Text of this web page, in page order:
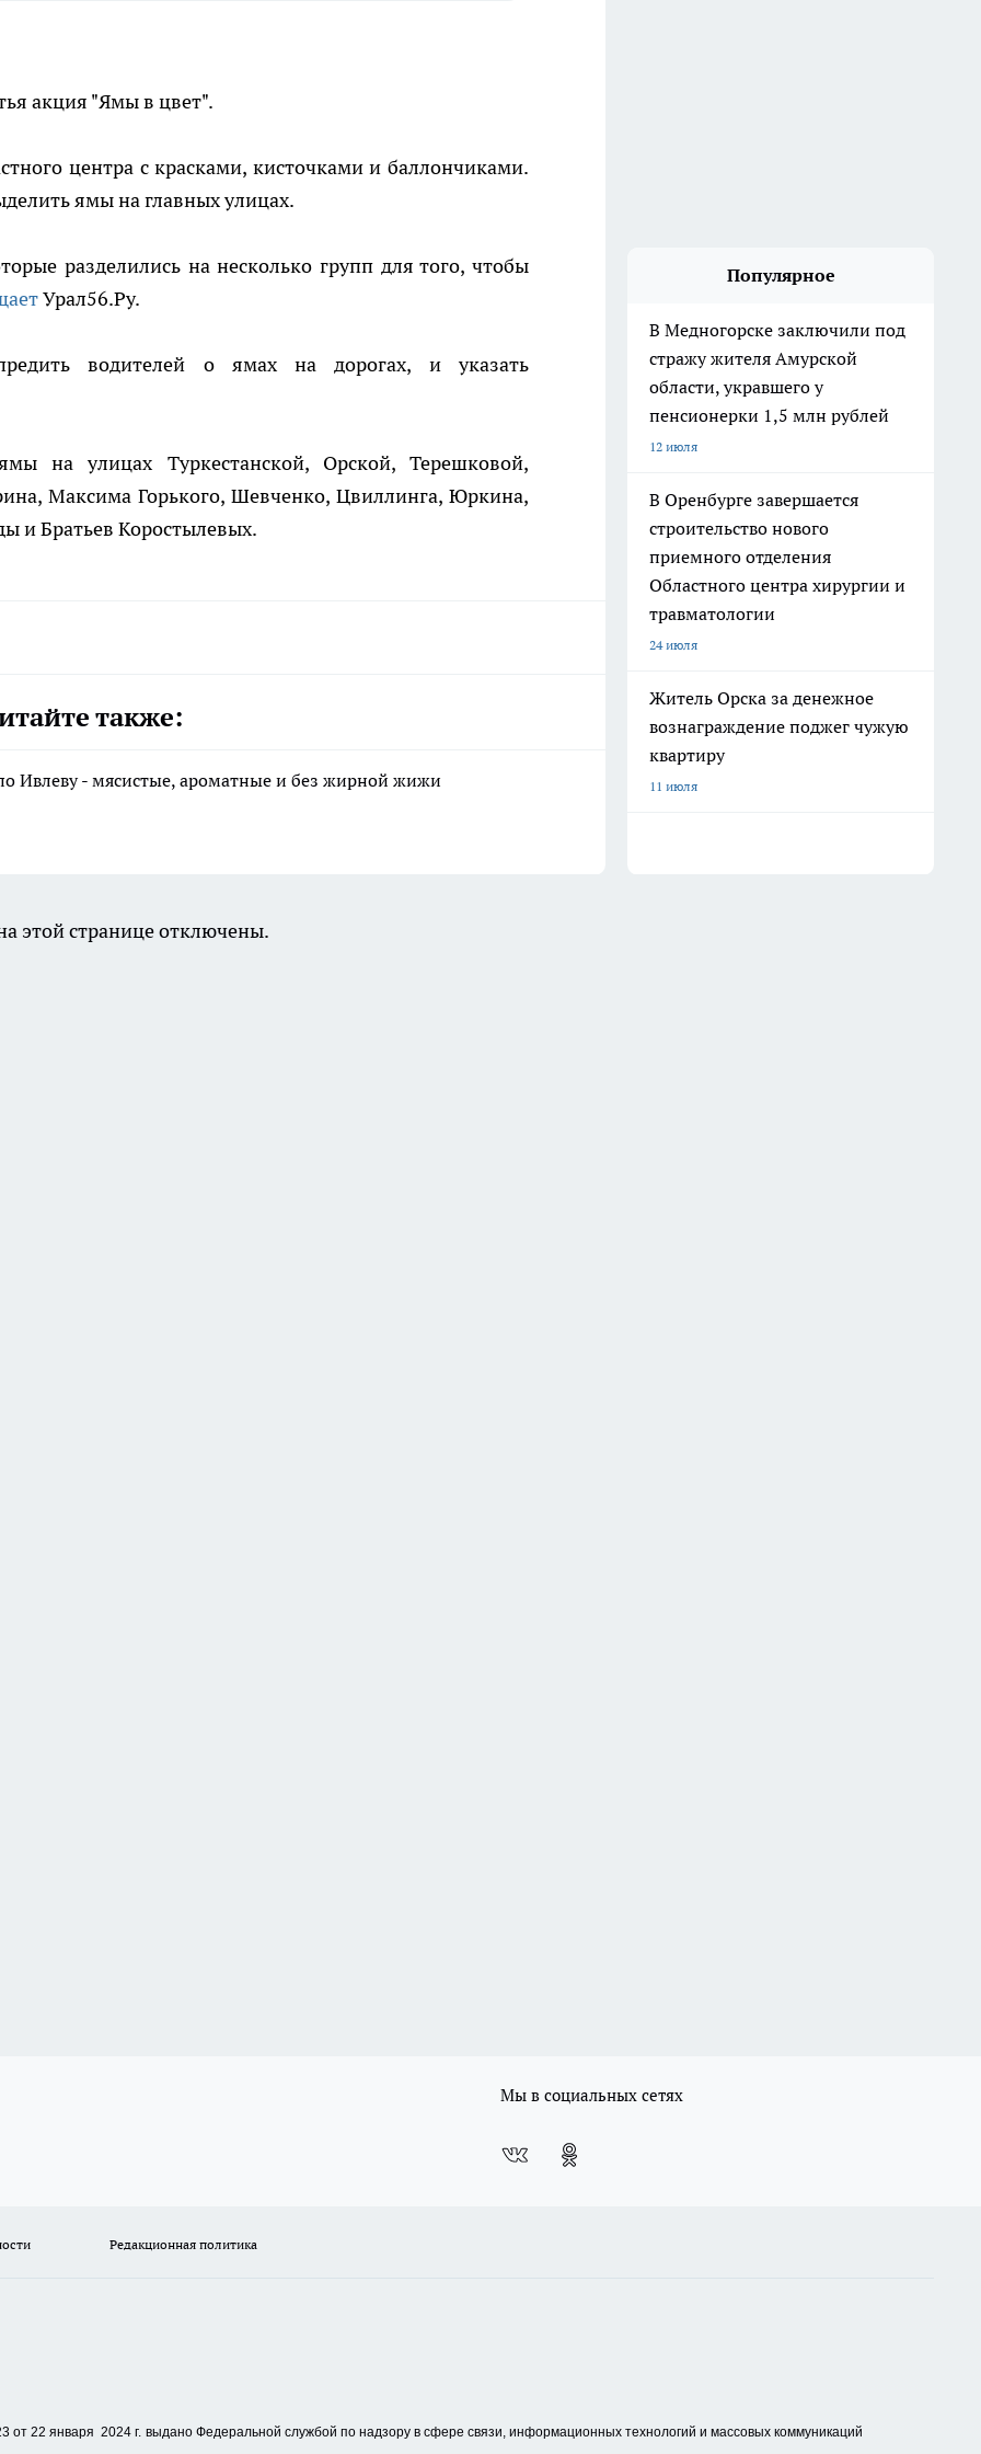
акция "Ямы в цвет".
центра с красками, кисточками и баллончиками.
ямы на главных улицах.
разделились на несколько групп для того, чтобы
Урал56.Ру.
водителей о ямах на дорогах, и указать
на улицах Туркестанской, Орской, Терешковой,
Максима Горького, Шевченко, Цвиллинга, Юркина,
и Братьев Коростылевых.
также:
Ивлеву - мясистые, ароматные и без жирной жижи
Популярное
В Медногорске заключили под
стражу жителя Амурской
области, укравшего у
пенсионерки 1,5 млн рублей
12 июля
В Оренбурге завершается
строительство нового
приемного отделения
Областного центра хирургии и
травматологии
24 июля
Житель Орска за денежное
вознаграждение поджег чужую
квартиру
11 июля
этой странице отключены.
Мы в социальных сетях
Редакционная политика
от 22 января 2024 г. выдано Федеральной службой по надзору в сфере связи, информационных технологий и массовых коммуникаций